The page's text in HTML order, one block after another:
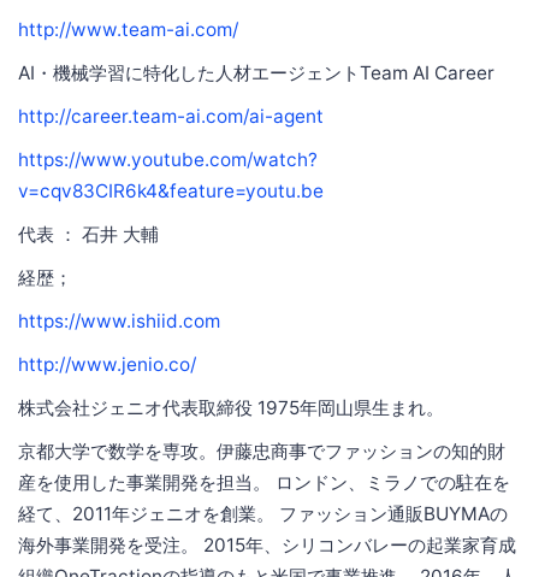
http://www.team-ai.com/
AI・機械学習に特化した人材エージェントTeam AI Career
http://career.team-ai.com/ai-agent
https://www.youtube.com/watch?
v=cqv83CIR6k4&feature=youtu.be
代表 ： 石井 大輔
経歴；
https://www.ishiid.com
http://www.jenio.co/
株式会社ジェニオ代表取締役 1975年岡山県生まれ。
京都大学で数学を専攻。伊藤忠商事でファッションの知的財
産を使用した事業開発を担当。 ロンドン、ミラノでの駐在を
経て、2011年ジェニオを創業。 ファッション通販BUYMAの
海外事業開発を受注。 2015年、シリコンバレーの起業家育成